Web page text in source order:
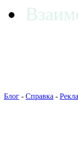
Блог - Справка -